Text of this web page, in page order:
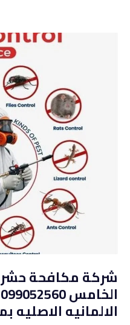
شركة مكافحة
الالمانيه الاصليه